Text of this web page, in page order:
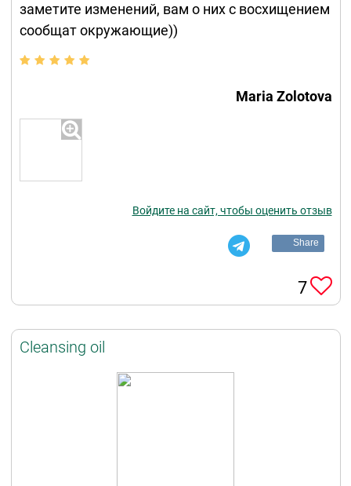
заметите изменений, вам о них с восхищением
сообщат окружающие))
Maria Zolotova
Войдите на сайт, чтобы оценить отзыв
Share
7
Cleansing oil